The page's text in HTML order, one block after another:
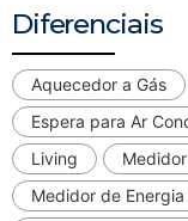
Diferenciais
Aquecedor a Gás
Espera para Ar
Living
Medidor de